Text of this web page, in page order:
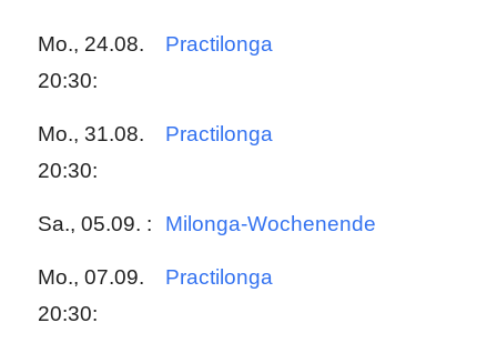
Mo., 24.08.
20:30:
Practilonga
Mo., 31.08.
20:30:
Practilonga
Sa., 05.09. : Milonga-Wochenende
Mo., 07.09.
20:30:
Practilonga